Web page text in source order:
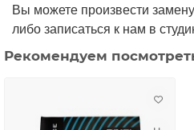
Вы можете произвести
либо записаться к нам в
Рекомендуем